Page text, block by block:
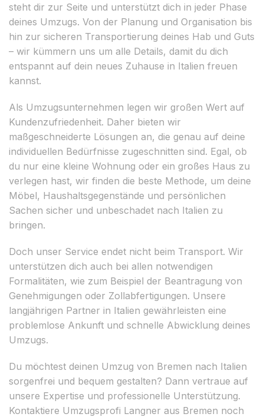
steht dir zur Seite und unterstützt dich in jeder Phase
deines Umzugs. Von der Planung und Organisation bis
hin zur sicheren Transportierung deines Hab und Guts
– wir kümmern uns um alle Details, damit du dich
entspannt auf dein neues Zuhause in Italien freuen
kannst.
Als Umzugsunternehmen legen wir großen Wert auf
Kundenzufriedenheit. Daher bieten wir
maßgeschneiderte Lösungen an, die genau auf deine
individuellen Bedürfnisse zugeschnitten sind. Egal, ob
du nur eine kleine Wohnung oder ein großes Haus zu
verlegen hast, wir finden die beste Methode, um deine
Möbel, Haushaltsgegenstände und persönlichen
Sachen sicher und unbeschadet nach Italien zu
bringen.
Doch unser Service endet nicht beim Transport. Wir
unterstützen dich auch bei allen notwendigen
Formalitäten, wie zum Beispiel der Beantragung von
Genehmigungen oder Zollabfertigungen. Unsere
langjährigen Partner in Italien gewährleisten eine
problemlose Ankunft und schnelle Abwicklung deines
Umzugs.
Du möchtest deinen Umzug von Bremen nach Italien
sorgenfrei und bequem gestalten? Dann vertraue auf
unsere Expertise und professionelle Unterstützung.
Kontaktiere Umzugsprofi Langner aus Bremen noch